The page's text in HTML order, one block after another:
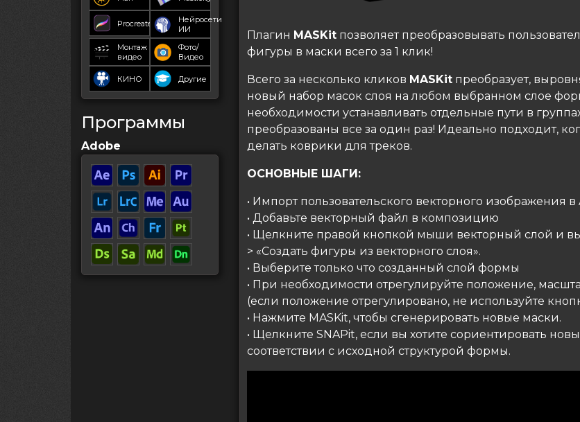
Procreate
Нейросети
ИИ
Монтаж
видео
Фото/
Видео
КИНО Другие
Программы
Adobe
Плагин MASKit позволяет преобразовывать
фигуры в маски всего за 1 клик!
Всего за несколько кликов MASKit преобразует,
новый набор масок слоя на любом выбранном слое
необходимости устанавливать отдельные пути в
преобразованы все за один раз! Идеально подходит,
делать коврики для треков.
ОСНОВНЫЕ ШАГИ:
• Импорт пользовательского векторного изображения
• Добавьте векторный файл в композицию
• Щелкните правой кнопкой мыши векторный слой и
> «Создать фигуры из векторного слоя».
• Выберите только что созданный слой формы
• При необходимости отрегулируйте положение,
(если положение отрегулировано, не используйте
• Нажмите MASKit, чтобы сгенерировать новые маски.
• Щелкните SNAPit, если вы хотите сориентировать
соответствии с исходной структурой формы.